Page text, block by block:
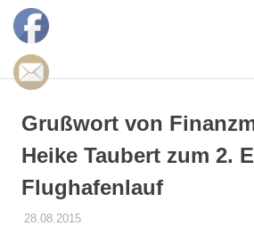
Zum
Inhalt
springenErfurter
e.V.
Grußwort von
Heike Taubert zum 2.
Flughafenlauf
28.08.2015ELACEV
AKTUELLES